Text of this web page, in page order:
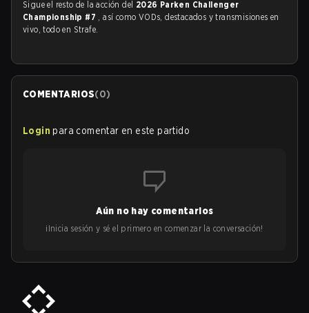
Sigue el resto de la acción del 2026 Parken Challenger
Championship #7 , así como VODs, destacados y transmisiones en
vivo, todo en Strafe.
COMENTARIOS(0)
Login para comentar en este partido
Aún no hay comentarios
¡Inicia sesión y sé el primero en comenzar la conversación!